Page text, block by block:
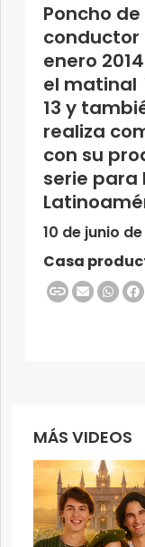
Poncho
conductor
enero
el matinal
13 y
realiza
con su
serie para
10 de junio de
Casa
MÁS VIDEOS